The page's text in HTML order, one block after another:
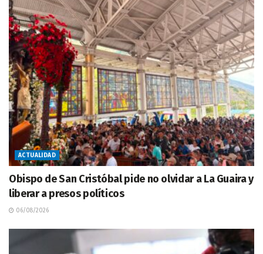
ACTUALIDAD
Obispo de San Cristóbal pide no olvidar a La Guaira y
liberar a presos políticos
06/08/2026